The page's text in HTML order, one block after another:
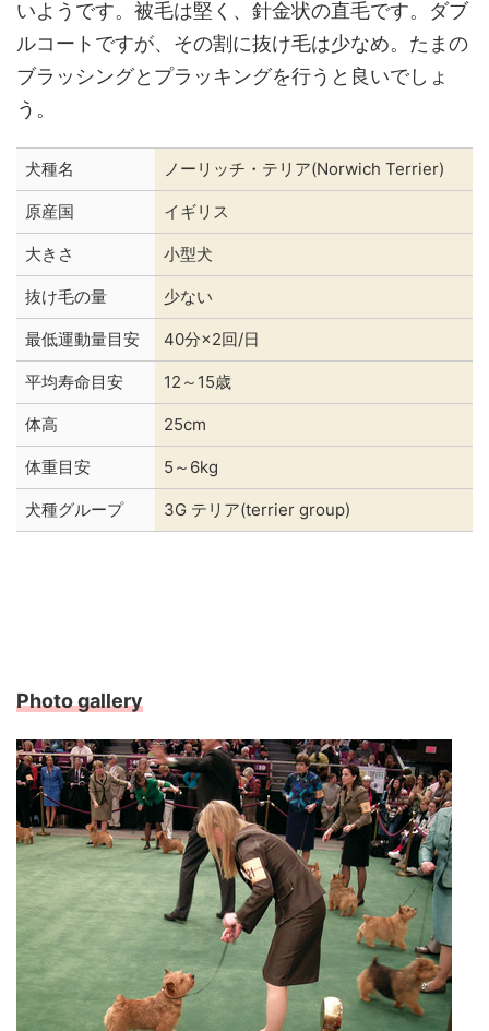
いようです。被毛は堅く、針金状の直毛です。ダブ
ルコートですが、その割に抜け毛は少なめ。たまの
ブラッシングとプラッキングを行うと良いでしょ
う。
犬種名 ノーリッチ・テリア(Norwich Terrier)
原産国 イギリス
大きさ 小型犬
抜け毛の量 少ない
最低運動量目安 40分×2回/日
平均寿命目安 12～15歳
体高 25cm
体重目安 5～6kg
犬種グループ 3G テリア(terrier group)
Photo gallery